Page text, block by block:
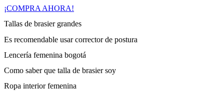
¡COMPRA AHORA!
Tallas de brasier grandes
Es recomendable usar corrector de postura
Lencería femenina bogotá
Como saber que talla de brasier soy
Ropa interior femenina